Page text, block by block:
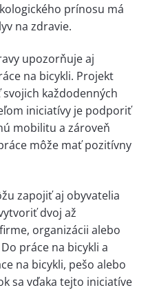
prínosu má
na zdravie.
upozorňuje aj
na bicykli. Projekt
každodenných
iniciatívy je podporiť
mobilitu a zároveň
môže mať pozitívny
zapojiť aj obyvatelia
dvoj až
organizácii alebo
práce na bicykli a
na bicykli, pešo alebo
sa vďaka tejto iniciatíve